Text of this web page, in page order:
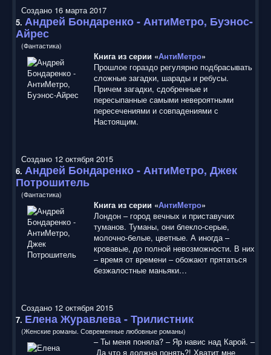
Создано 16 марта 2017
5. Андрей Бондаренко -АнтиМетро, Буэнос-
Айрес
(Фантастика)
Книга из серии «АнтиМетро»
Прошлое гораздо регулярно подбрасывать
сложные загадки, шарады и ребусы.
Причем загадки, сдобренные и
пересыпанные самыми невероятными
пересечениями и совпадениями с
Настоящим.
Создано 12 октября 2015
6. Андрей Бондаренко -АнтиМетро, Джек
Потрошитель
(Фантастика)
Книга из серии «АнтиМетро»
Лондон – город вечных и приставучих
туманов. Туманы, они блекло-серые,
молочно-белые, цветные. А иногда –
кровавые, до полной невозможности. В них
– время от времени – обожают прятаться
безжалостные маньяки…
Создано 12 октября 2015
7. Елена Журавлева - Трилистник
(Женские романы. Современные любовные романы)
– Ты меня поняла? – Яр навис над Карой. –
Да что я должна понять?! Хватит мне